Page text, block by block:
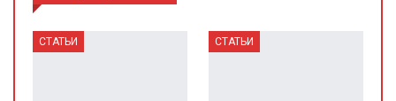
СТАТЬИ СТАТЬИ